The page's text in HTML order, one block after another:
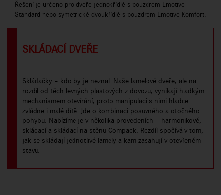
Řešení je určeno pro dveře jednokřídlé s pouzdrem Emotive
Standard nebo symetrické dvoukřídlé s pouzdrem Emotive Komfort.
SKLÁDACÍ DVEŘE
Skládačky – kdo by je neznal. Naše lamelové dveře, ale na
rozdíl od těch levných plastových z dovozu, vynikají hladkým
mechanismem otevírání, proto manipulaci s nimi hladce
zvládne i malé dítě. Jde o kombinaci posuvného a otočného
pohybu. Nabízíme je v několika provedeních – harmonikové,
skládací a skládací na stěnu Compack. Rozdíl spočívá v tom,
jak se skládají jednotlivé lamely a kam zasahují v otevřeném
stavu.